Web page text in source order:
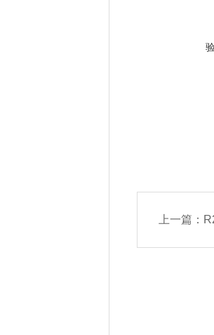
上一篇：